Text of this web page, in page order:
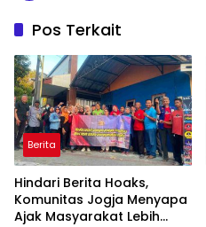
Pos Terkait
Berita
Hindari Berita Hoaks,
Komunitas Jogja Menyapa
Ajak Masyarakat Lebih